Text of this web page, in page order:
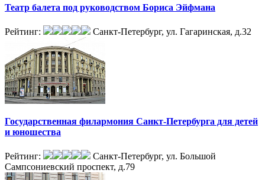
Театр балета под руководством Бориса Эйфмана
Рейтинг: Санкт-Петербург, ул. Гагаринская, д.32
Государственная филармония Санкт-Петербурга для детей
и юношества
Рейтинг:
Санкт-Петербург, ул. Большой
Сампсониевский проспект, д.79